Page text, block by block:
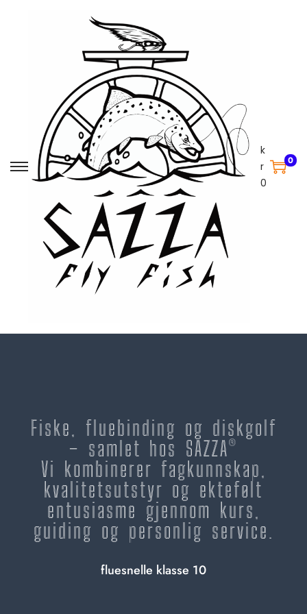
k
r
0
0
Fiske, fluebinding og diskgolf
– samlet hos SAZZA®
Vi kombinerer fagkunnskap,
kvalitetsutstyr og ektefølt
entusiasme gjennom kurs,
guiding og personlig service.
fluesnelle klasse 10